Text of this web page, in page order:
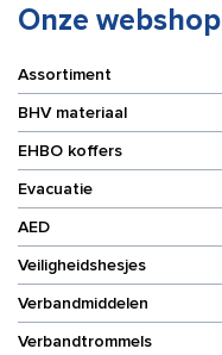
Onze webshop
Assortiment
BHV materiaal
EHBO koffers
Evacuatie
AED
Veiligheidshesjes
Verbandmiddelen
Verbandtrommels